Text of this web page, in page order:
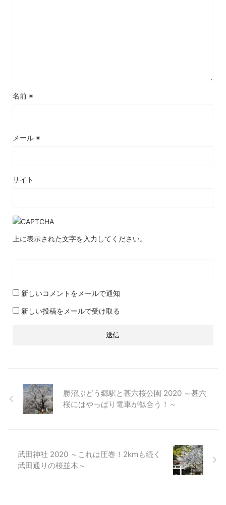
名前 ※
メール ※
サイト
上に表示された文字を入力してください。
新しいコメントをメールで通知
新しい投稿をメールで受け取る
勝沼ぶどう郷駅と甚六桜公園 2020 ～甚六
桜にはやっぱり電車が似合う！～
武田神社 2020 ～これは圧巻！2kmも続く
武田通りの桜並木～